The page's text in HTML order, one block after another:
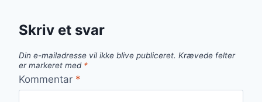
Skriv et svar
Din e-mailadresse vil ikke blive publiceret. Krævede felter
er markeret med *
Kommentar *